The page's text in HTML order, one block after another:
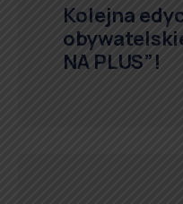
Kolejna
NA PLUS”!